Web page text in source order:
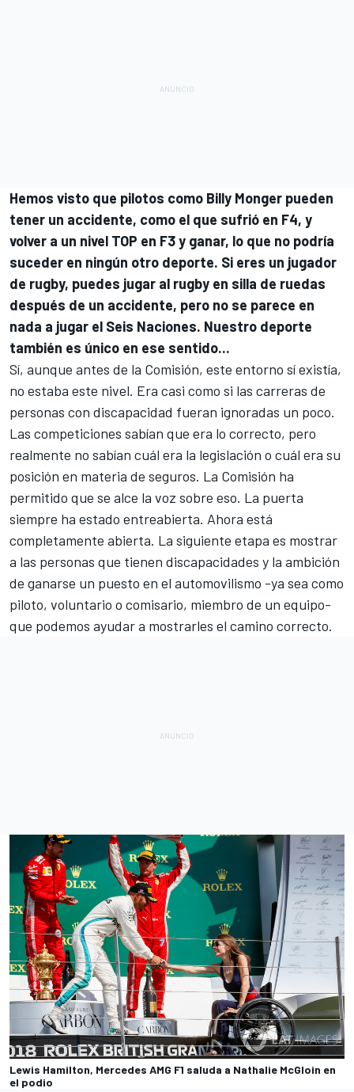
Hemos visto que pilotos como Billy Monger pueden
tener un accidente, como el que sufrió en F4, y
volver a un nivel TOP en F3 y ganar, lo que no podría
suceder en ningún otro deporte. Si eres un jugador
de rugby, puedes jugar al rugby en silla de ruedas
después de un accidente, pero no se parece en
nada a jugar el Seis Naciones. Nuestro deporte
también es único en ese sentido...
Sí, aunque antes de la Comisión, este entorno sí existía,
no estaba este nivel. Era casi como si las carreras de
personas con discapacidad fueran ignoradas un poco.
Las competiciones sabían que era lo correcto, pero
realmente no sabían cuál era la legislación o cuál era su
posición en materia de seguros. La Comisión ha
permitido que se alce la voz sobre eso. La puerta
siempre ha estado entreabierta. Ahora está
completamente abierta. La siguiente etapa es mostrar
a las personas que tienen discapacidades y la ambición
de ganarse un puesto en el automovilismo -ya sea como
piloto, voluntario o comisario, miembro de un equipo-
que podemos ayudar a mostrarles el camino correcto.
Lewis Hamilton, Mercedes AMG F1 saluda a Nathalie McGloin en
el podio